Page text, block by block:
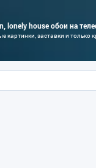
lonely house обои на
картинки, заставки и только